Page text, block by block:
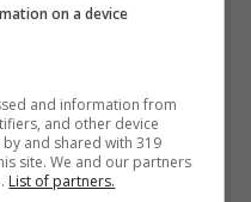
on a device
and information from
and other device
and shared with 319
site. We and our partners
List of partners.